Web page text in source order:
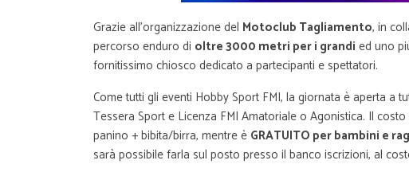
Grazie all’organizzazione del Motoclub Tagliamento, in
percorso enduro di oltre 3000 metri per i grandi ed uno
fornitissimo chiosco dedicato a partecipanti e spettatori.
Come tutti gli eventi Hobby Sport FMI, la giornata è aperta a
Tessera Sport e Licenza FMI Amatoriale o Agonistica. Il
panino + bibita/birra, mentre è GRATUITO per bambini e
sarà possibile farla sul posto presso il banco iscrizioni, al